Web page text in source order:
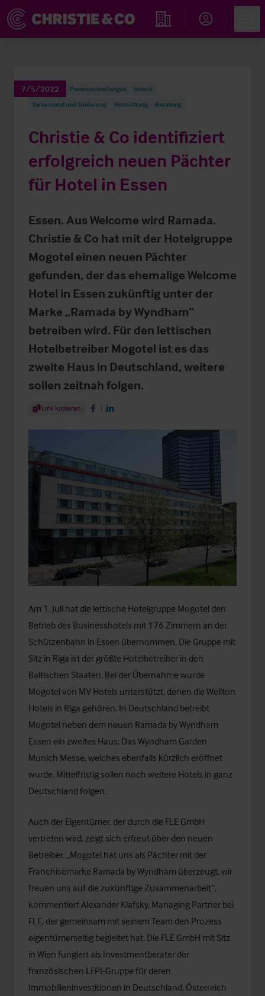
Immobiliensuche
7/5/2022 Pressemitteilungen
Hotels
Turnaround und Sanierung
Vermittlung Beratung
Christie & Co identifiziert
erfolgreich neuen Pächter
für Hotel in Essen
Essen. Aus Welcome wird Ramada.
Christie & Co hat mit der Hotelgruppe
Mogotel einen neuen Pächter
gefunden, der das ehemalige Welcome
Hotel in Essen zukünftig unter der
Marke „Ramada by Wyndham“
betreiben wird. Für den lettischen
Hotelbetreiber Mogotel ist es das
zweite Haus in Deutschland, weitere
sollen zeitnah folgen.
Share Article
Link kopieren Share on Facebook
Share on LinkedIn
Am 1. Juli hat die lettische Hotelgruppe Mogotel den
Betrieb des Businesshotels mit 176 Zimmern an der
Schützenbahn in Essen übernommen. Die Gruppe mit
Sitz in Riga ist der größte Hotelbetreiber in den
Baltischen Staaten. Bei der Übernahme wurde
Mogotel von MV Hotels unterstützt, denen die Wellton
Hotels in Riga gehören. In Deutschland betreibt
Mogotel neben dem neuen Ramada by Wyndham
Essen ein zweites Haus: Das Wyndham Garden
Munich Messe, welches ebenfalls kürzlich eröffnet
wurde. Mittelfristig sollen noch weitere Hotels in ganz
Deutschland folgen.
Auch der Eigentümer, der durch die FLE GmbH
vertreten wird, zeigt sich erfreut über den neuen
Betreiber. „Mogotel hat uns als Pächter mit der
Franchisemarke Ramada by Wyndham überzeugt, wir
freuen uns auf die zukünftige Zusammenarbeit“,
kommentiert Alexander Klafsky, Managing Partner bei
FLE, der gemeinsam mit seinem Team den Prozess
eigentümerseitig begleitet hat. Die FLE GmbH mit Sitz
in Wien fungiert als Investmentberater der
französischen LFPI-Gruppe für deren
Immobilieninvestitionen in Deutschland, Österreich